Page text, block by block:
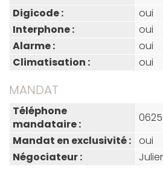
Digicode :
oui
Interphone :
oui
Alarme :
oui
Climatisation :
oui
MANDAT
Téléphone
mandataire :
Mandat en exclusivité : oui
Négociateur :